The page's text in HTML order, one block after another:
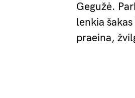
Gegužė.
lenkia
praeina,